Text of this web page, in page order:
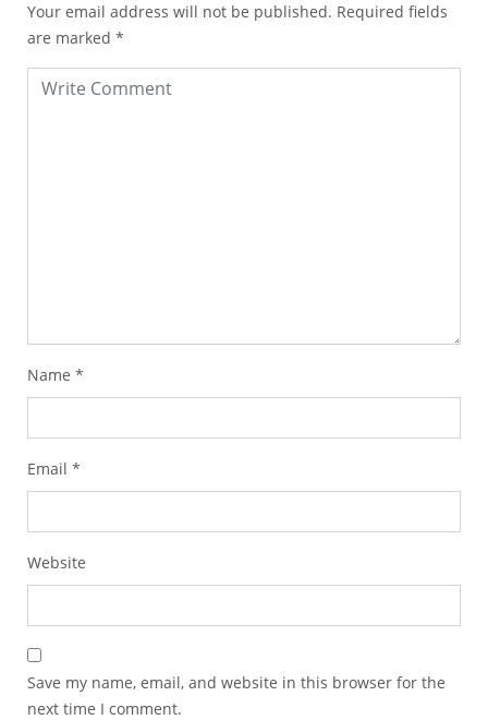
Your email address will not be published. Required fields
are marked *
Name *
Email *
Website
Save my name, email, and website in this browser for the
next time I comment.